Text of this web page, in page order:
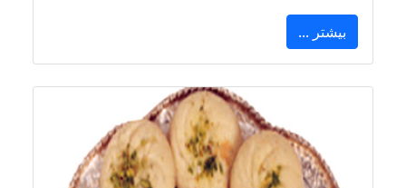
بیشتر ...